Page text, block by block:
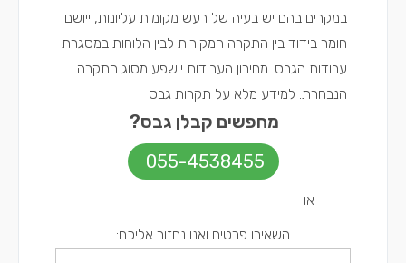
במקרים בהם יש בעיה של רעש מקומות עליונות, ייושם
חומר בידוד בין התקרה המקורית לבין הלוחות במסגרת
עבודות הגבס. מחירון העבודות יושפע מסוג התקרה
הנבחרת. למידע מלא על תקרות גבס
מחפשים קבלן גבס?
055-4538455
או
השאירו פרטים ואנו נחזור אליכם: